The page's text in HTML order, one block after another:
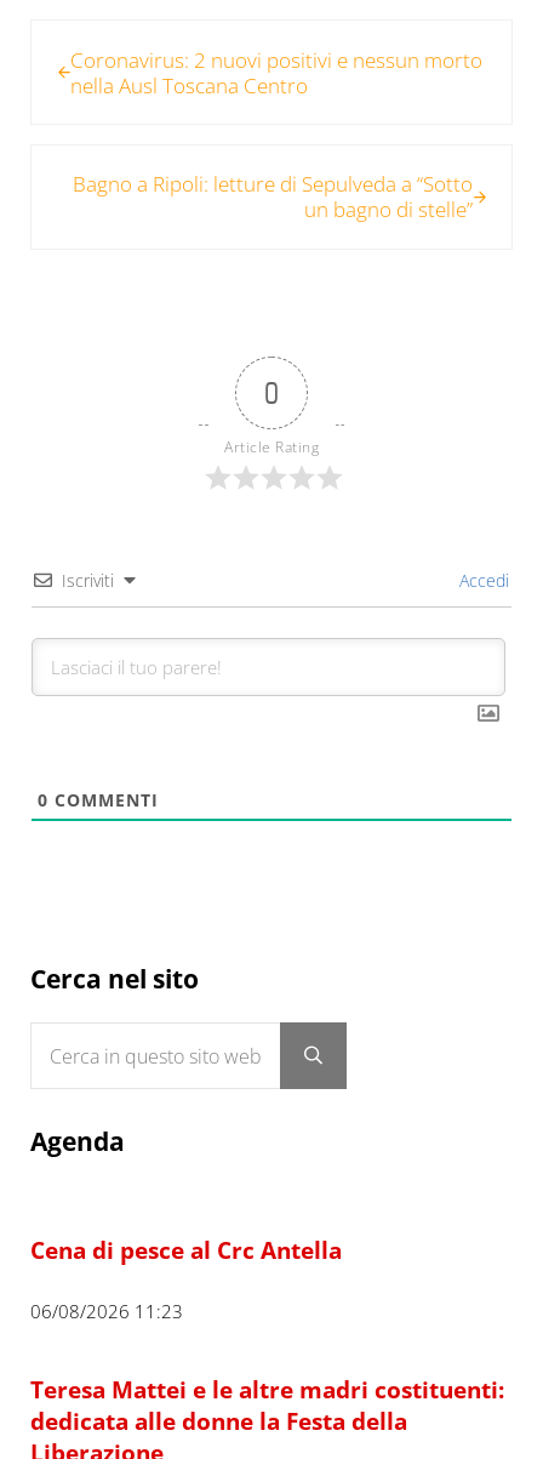
Coronavirus: 2 nuovi positivi e nessun morto
nella Ausl Toscana Centro
Bagno a Ripoli: letture di Sepulveda a “Sotto
un bagno di stelle”
0
Article Rating
Iscriviti Accedi
0 COMMENTI
Sidebar
Cerca nel sito
Submit search
Agenda
Cena di pesce al Crc Antella
06/08/2026 11:23
Teresa Mattei e le altre madri costituenti:
dedicata alle donne la Festa della
Liberazione